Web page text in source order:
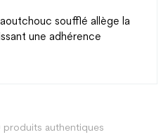
soufflé allège la
une adhérence